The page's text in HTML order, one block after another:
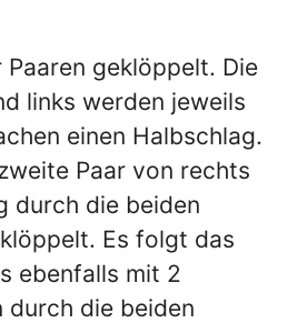
geklöppelt. Die
links werden jeweils
einen Halbschlag.
Paar von rechts
durch die beiden
Es folgt das
ebenfalls mit 2
durch die beiden